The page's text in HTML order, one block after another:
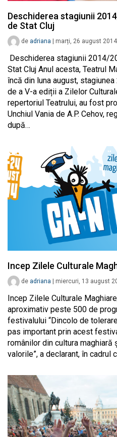
Deschiderea stagiunii
de Stat Cluj
de adriana marți, 26 august 2014
Deschiderea stagiunii 2014/
Stat Cluj Anul acesta, Teatrul
încă din luna august,
de a V-a ediții a Zilelor
repertoriul Teatrului, au fost
Unchiul Vania de A.P. Cehov,
după…
Incep Zilele Culturale
de adriana miercuri, 13 august
Incep Zilele Culturale
aproximativ peste 500 de
festivalului “Dincolo de
pas important prin acest
românilor din cultura maghiară
valorile”, a declarant, în cadrul